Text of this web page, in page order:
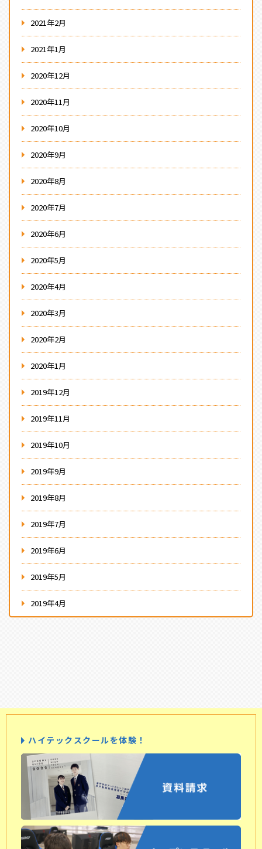
2021年2月
2021年1月
2020年12月
2020年11月
2020年10月
2020年9月
2020年8月
2020年7月
2020年6月
2020年5月
2020年4月
2020年3月
2020年2月
2020年1月
2019年12月
2019年11月
2019年10月
2019年9月
2019年8月
2019年7月
2019年6月
2019年5月
2019年4月
ハイテックスクールを体験！